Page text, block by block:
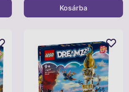
Kosárba